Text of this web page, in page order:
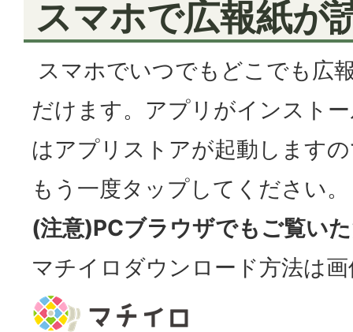
スマホで広報紙が
スマホでいつでもどこでも広
だけます。アプリがインスト
はアプリストアが起動します
もう一度タップしてください。
(注意)PCブラウザでもご覧い
マチイロダウンロード方法は